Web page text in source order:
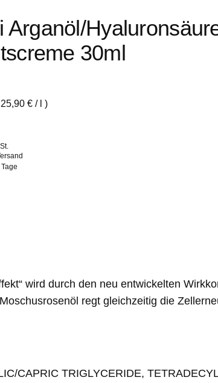
Arganöl/
30ml
25,90 € / )
wird durch den neu entwickelten
regt gleichzeitig die
CAPRIC TRIGLYCERIDE,